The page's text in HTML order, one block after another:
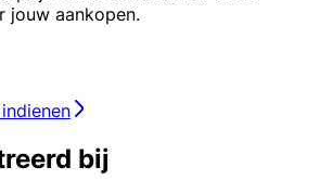
jouw aankopen.
bij